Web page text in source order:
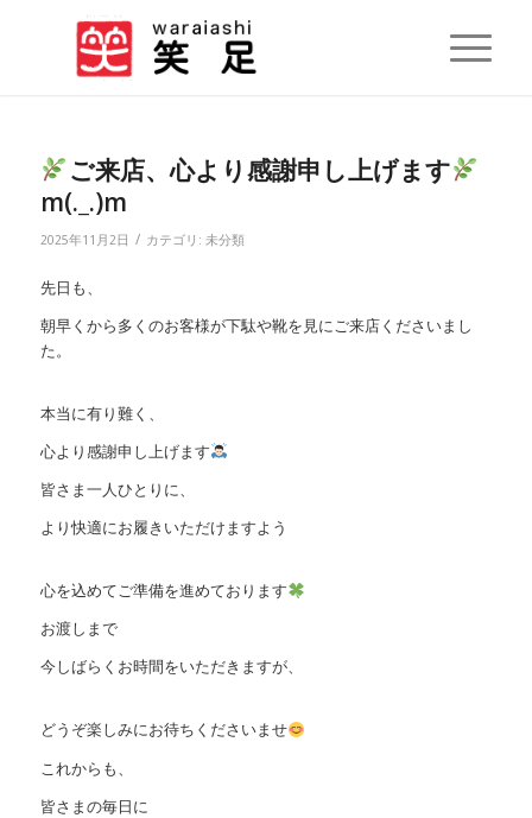
ご来店、心より感謝申し上げます
m(._.)m
2025年11月2日 / カテゴリ: 未分類
先日も、
朝早くから多くのお客様が下駄や靴を見にご来店くださいまし
た。
本当に有り難く、
心より感謝申し上げます
皆さま一人ひとりに、
より快適にお履きいただけますよう
心を込めてご準備を進めております
お渡しまで
今しばらくお時間をいただきますが、
どうぞ楽しみにお待ちくださいませ
これからも、
皆さまの毎日に